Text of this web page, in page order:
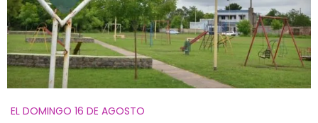
EL DOMINGO 16 DE AGOSTO